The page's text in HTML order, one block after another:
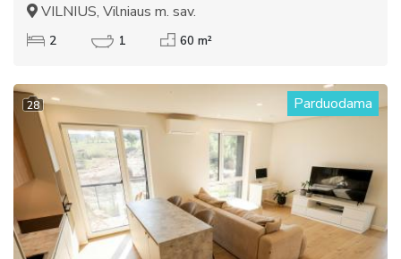
VILNIUS, Vilniaus m. sav.
2 1 60 m²
28 Parduodama